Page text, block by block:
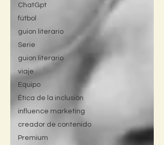
ChatGpt
fútbol
guion literario
Serie
guion literario
viaje
Equipo
Ética de la inclusión
influence marketing
creador de contenido
Premium